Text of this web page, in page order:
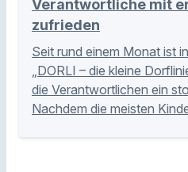
Verantwortliche mit
zufrieden
Seit rund einem Monat ist
„DORLI – die kleine
die Verantwortlichen ein
Nachdem die meisten